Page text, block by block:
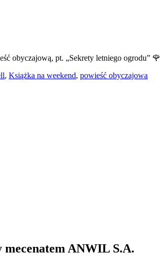
obyczajową, pt. „Sekrety letniego ogrodu”
, Książka na weekend, powieść obyczajowa
ANWIL S.A.